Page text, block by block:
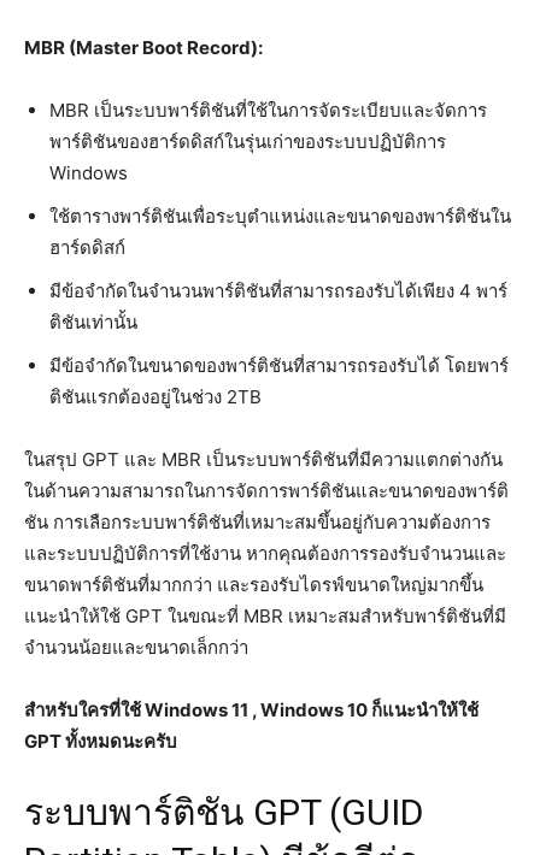
MBR (Master Boot Record):
MBR เป็นระบบพาร์ติชันที่ใช้ในการจัดระเบียบและจัดการ
พาร์ติชันของฮาร์ดดิสก์ในรุ่นเก่าของระบบปฏิบัติการ
Windows
ใช้ตารางพาร์ติชันเพื่อระบุตำแหน่งและขนาดของพาร์ติชันใน
ฮาร์ดดิสก์
มีข้อจำกัดในจำนวนพาร์ติชันที่สามารถรองรับได้เพียง 4 พาร์
ติชันเท่านั้น
มีข้อจำกัดในขนาดของพาร์ติชันที่สามารถรองรับได้ โดยพาร์
ติชันแรกต้องอยู่ในช่วง 2TB
ในสรุป GPT และ MBR เป็นระบบพาร์ติชันที่มีความแตกต่างกัน
ในด้านความสามารถในการจัดการพาร์ติชันและขนาดของพาร์ติ
ชัน การเลือกระบบพาร์ติชันที่เหมาะสมขึ้นอยู่กับความต้องการ
และระบบปฏิบัติการที่ใช้งาน หากคุณต้องการรองรับจำนวนและ
ขนาดพาร์ติชันที่มากกว่า และรองรับไดรฟ์ขนาดใหญ่มากขึ้น
แนะนำให้ใช้ GPT ในขณะที่ MBR เหมาะสมสำหรับพาร์ติชันที่มี
จำนวนน้อยและขนาดเล็กกว่า
สำหรับใครที่ใช้ Windows 11 , Windows 10 ก็แนะนำให้ใช้
GPT ทั้งหมดนะครับ
ระบบพาร์ติชัน GPT (GUID